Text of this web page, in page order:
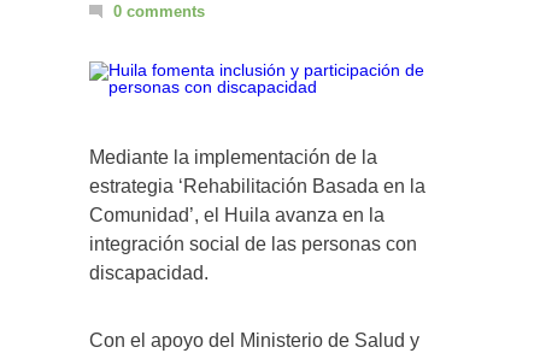
0 comments
Mediante la implementación de la
estrategia ‘Rehabilitación Basada en la
Comunidad’, el Huila avanza en la
integración social de las personas con
discapacidad.
Con el apoyo del Ministerio de Salud y